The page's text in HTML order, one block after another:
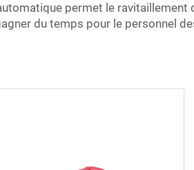
permet le ravitaillement
du temps pour le personnel